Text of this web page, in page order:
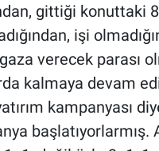
gittiği konuttaki
işi
verecek parası
kalmaya devam
kampanyası
başlatıyorlarmış.